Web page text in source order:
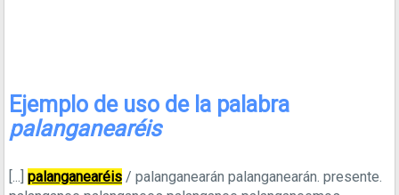
Ejemplo de uso de la palabra
palanganearéis
[...] palanganearéis / palanganearán palanganearán. presente.